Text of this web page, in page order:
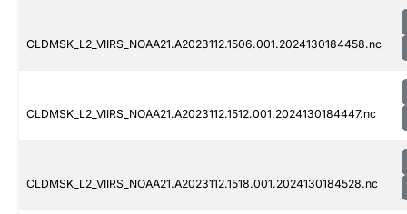
CLDMSK_L2_VIIRS_NOAA21.A2023112.1506.001.2024130184458.nc
CLDMSK_L2_VIIRS_NOAA21.A2023112.1512.001.2024130184447.nc
CLDMSK_L2_VIIRS_NOAA21.A2023112.1518.001.2024130184528.nc